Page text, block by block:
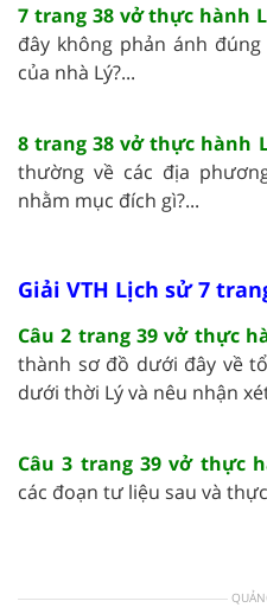
7 trang 38 vở thực hành
đây không phản ánh
của nhà Lý?...
8 trang 38 vở thực hành
thường về các địa
nhằm mục đích gì?...
Giải VTH Lịch sử 7
Câu 2 trang 39 vở thực
thành sơ đồ dưới đây về
dưới thời Lý và nêu nhận
Câu 3 trang 39 vở thực
các đoạn tư liệu sau và